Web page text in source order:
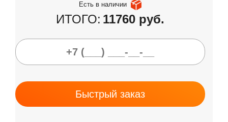
Есть в наличии
ИТОГО: 11760 руб.
Быстрый заказ